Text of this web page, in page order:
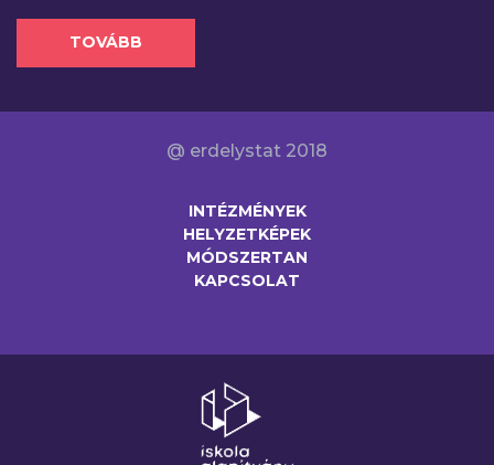
TOVÁBB
@ erdelystat 2018
INTÉZMÉNYEK
HELYZETKÉPEK
MÓDSZERTAN
KAPCSOLAT